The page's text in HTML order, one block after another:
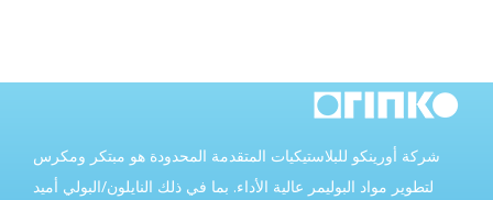
شركة أورينكو للبلاستيكيات المتقدمة المحدودة هو مبتكر ومكرس
لتطوير مواد البوليمر عالية الأداء. بما في ذلك النايلون/البولي أميد